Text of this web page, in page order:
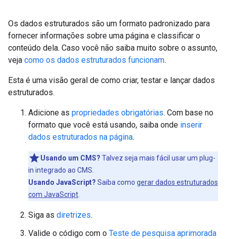
Os dados estruturados são um formato padronizado para
fornecer informações sobre uma página e classificar o
conteúdo dela. Caso você não saiba muito sobre o assunto,
veja como os dados estruturados funcionam.
Esta é uma visão geral de como criar, testar e lançar dados
estruturados.
Adicione as propriedades obrigatórias. Com base no
formato que você está usando, saiba onde inserir
dados estruturados na página.
Usando um CMS? Talvez seja mais fácil usar um plug-
in integrado ao CMS.
Usando JavaScript? Saiba como gerar dados estruturados
com JavaScript
Siga as diretrizes.
Valide o código com o Teste de pesquisa aprimorada